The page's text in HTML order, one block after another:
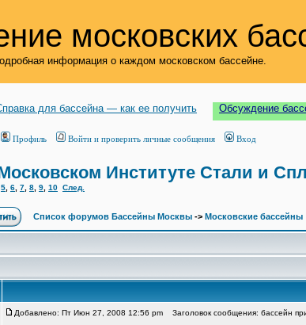
московских
информация о каждом московском бассейне.
для бассейна — как ее получить Обсуждение
Профиль Войти и проверить личные сообщения Вход
Институте Стали и
5 6 7 8 9 10 След.
Список форумов Бассейны Москвы -> Московские бассейны
Добавлено: Пт Июн 27, 2008 12:56 pm Заголовок сообщения: бассейн